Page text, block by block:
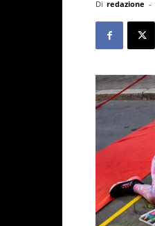
Di redazione -